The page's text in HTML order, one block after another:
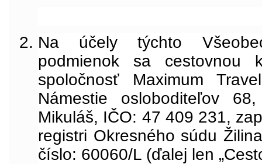
Na účely týchto
podmienok sa cestovnou
spoločnosť Maximum
Námestie osloboditeľov
Mikuláš, IČO: 47 409 231,
registri Okresného súdu
číslo: 60060/L (ďalej len „